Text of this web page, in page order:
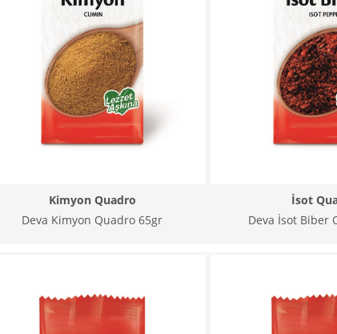
Kimyon Quadro
Deva Kimyon Quadro 65gr
İsot
Deva İsot Biber